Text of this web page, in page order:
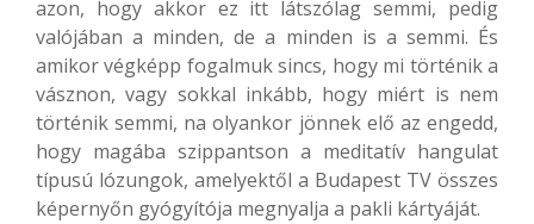
azon, hogy akkor ez itt látszólag semmi, pedig
valójában a minden, de a minden is a semmi. És
amikor végképp fogalmuk sincs, hogy mi történik a
vásznon, vagy sokkal inkább, hogy miért is nem
történik semmi, na olyankor jönnek elő az engedd,
hogy magába szippantson a meditatív hangulat
típusú lózungok, amelyektől a Budapest TV összes
képernyőn gyógyítója megnyalja a pakli kártyáját.